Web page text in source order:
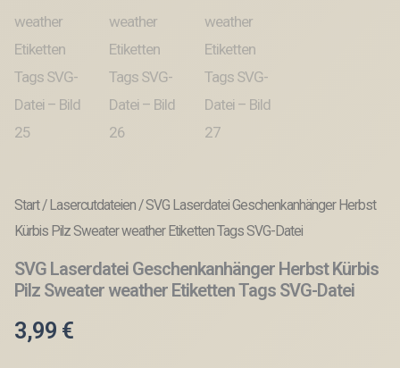
Start/Lasercutdateien/ SVG Laserdatei Geschenkanhänger Herbst
Kürbis Pilz Sweater weather Etiketten Tags SVG-Datei
SVG Laserdatei Geschenkanhänger Herbst Kürbis
Pilz Sweater weather Etiketten Tags SVG-Datei
3,99 €